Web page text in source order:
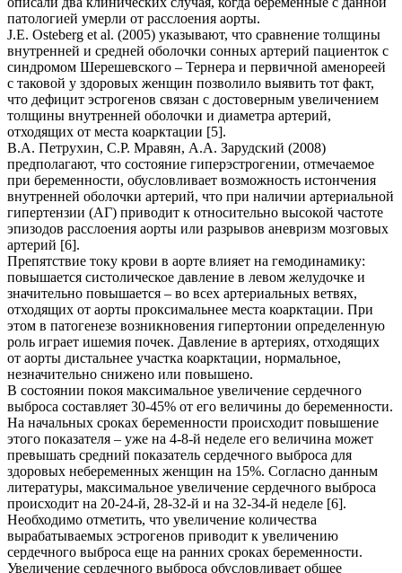
патологией умерли от расслоения аорты.
J.E. Osteberg et al. (2005) указывают, что сравнение толщины
внутренней и средней оболочки сонных артерий пациенток с
синдромом Шерешевского – Тернера и первичной аменореей
с таковой у здоровых женщин позволило выявить тот факт,
что дефицит эстрогенов связан с достоверным увеличением
толщины внутренней оболочки и диаметра артерий,
отходящих от места коарктации [5].
В.А. Петрухин, С.Р. Мравян, А.А. Зарудский (2008)
предполагают, что состояние гиперэстрогении, отмечаемое
при беременности, обусловливает возможность истончения
внутренней оболочки артерий, что при наличии артериальной
гипертензии (АГ) приводит к относительно высокой частоте
эпизодов расслоения аорты или разрывов аневризм мозговых
артерий [6].
Препятствие току крови в аорте влияет на гемодинамику:
повышается систолическое давление в левом желудочке и
значительно повышается – во всех артериальных ветвях,
отходящих от аорты проксимальнее места коарктации. При
этом в патогенезе возникновения гипертонии определенную
роль играет ишемия почек. Давление в артериях, отходящих
от аорты дистальнее участка коарктации, нормальное,
незначительно снижено или повышено.
В состоянии покоя максимальное увеличение сердечного
выброса составляет 30-45% от его величины до беременности.
На начальных сроках беременности происходит повышение
этого показателя – уже на 4-8-й неделе его величина может
превышать средний показатель сердечного выброса для
здоровых небеременных женщин на 15%. Согласно данным
литературы, максимальное увеличение сердечного выброса
происходит на 20-24-й, 28-32-й и на 32-34-й неделе [6].
Необходимо отметить, что увеличение количества
вырабатываемых эстрогенов приводит к увеличению
сердечного выброса еще на ранних сроках беременности.
Увеличение сердечного выброса обусловливает общее